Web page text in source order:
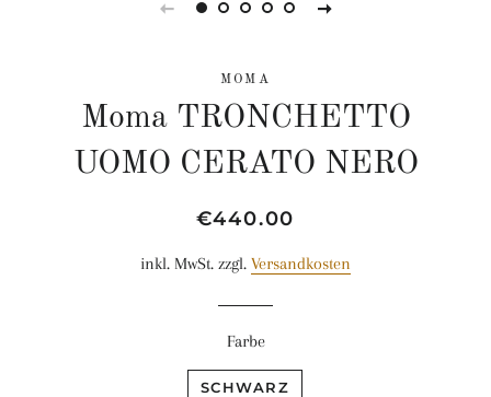
MOMA
Moma TRONCHETTO
UOMO CERATO NERO
Normaler
Sonderpreis
€440.00
inkl. MwSt. zzgl. Versandkosten
Farbe
SCHWARZ